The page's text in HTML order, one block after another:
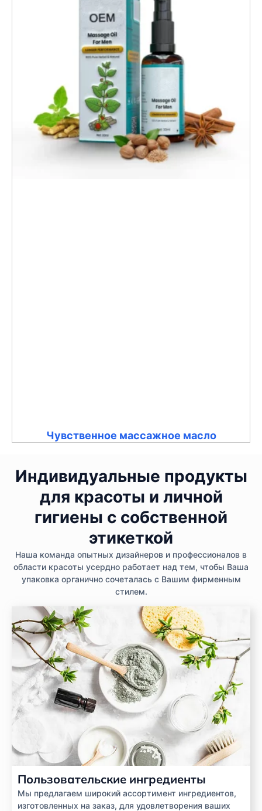
Чувственное массажное масло
Индивидуальные продукты
для красоты и личной
гигиены с собственной
этикеткой
Наша команда опытных дизайнеров и профессионалов в
области красоты усердно работает над тем, чтобы Ваша
упаковка органично сочеталась с Вашим фирменным
стилем.
Пользовательские ингредиенты
Мы предлагаем широкий ассортимент ингредиентов,
изготовленных на заказ, для удовлетворения ваших